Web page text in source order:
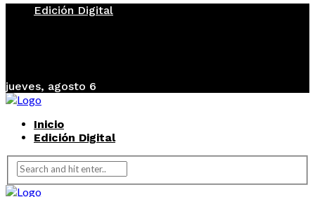
Edición Digital
jueves, agosto 6
Inicio
Edición Digital